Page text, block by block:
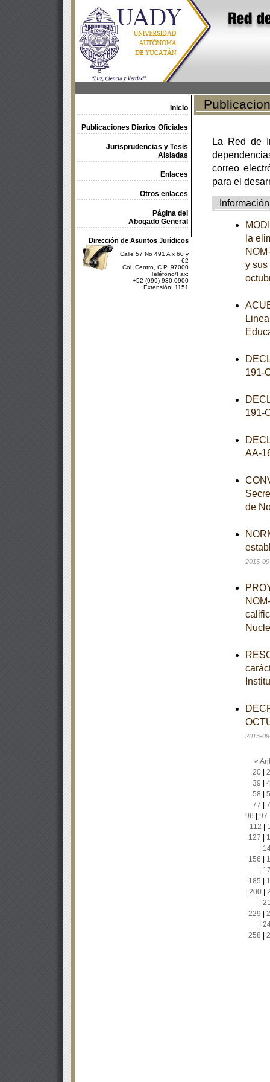
Inicio
Publicaciones Diarios Oficiales
Jurisprudencias y Tesis
Aisladas
Enlaces
Otros enlaces
Página del
Abogado General
Dirección de Asuntos Jurídicos
Calle 57 No 491 A x 60 y
62
Col. Centro, C.P. 97000
Teléfono/Fax:
+52 (999) 930-0900
Extensión: 1151
La Red de
correo
para el
Información
la
y sus
191-
191-
AA-
de
2015-
2015-
«
20|
39
58
77
96
97
112
127
156
185
200|
229
258